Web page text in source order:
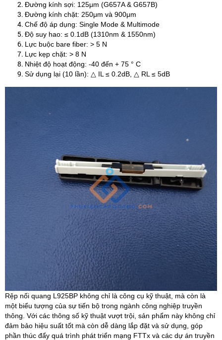
Đường kính sợi: 125μm (G657A & G657B)
Đường kính chặt: 250μm và 900μm
Chế độ áp dụng: Single Mode & Multimode
Độ suy hao: ≤ 0.1dB (1310nm & 1550nm)
Lực buộc bare fiber: > 5 N
Lực kẹp chặt: > 8 N
Nhiệt độ hoạt động: -40 đến + 75 ° C
Sử dụng lại (10 lần): △ IL ≤ 0.2dB, △ RL ≤ 5dB
Rệp nối quang L925BP không chỉ là công cụ kỹ thuật, mà còn là
một biểu tượng của sự tiến bộ trong ngành công nghiệp truyền
thông. Với các thông số kỹ thuật vượt trội, sản phẩm này không chỉ
đảm bảo hiệu suất tốt mà còn dễ dàng lắp đặt và sử dụng, góp
phần thúc đẩy quá trình phát triển mạng FTTx và các dự án truyền